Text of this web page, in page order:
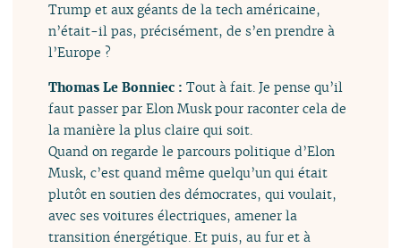
Trump et aux géants de la tech américaine,
n’était-il pas, précisément, de s’en prendre à
l’Europe ?
Thomas Le Bonniec :Tout à fait. Je pense qu’il
faut passer par Elon Musk pour raconter cela de
la manière la plus claire qui soit.
Quand on regarde le parcours politique d’Elon
Musk, c’est quand même quelqu’un qui était
plutôt en soutien des démocrates, qui voulait,
avec ses voitures électriques, amener la
transition énergétique. Et puis, au fur et à